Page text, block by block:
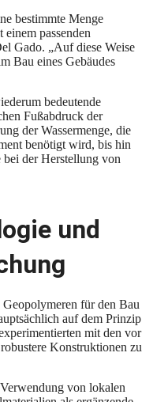
bestimmte Menge
passenden
Gado. „Auf diese Weise
Bau eines Gebäudes
bedeutende
Fußabdruck der
der Wassermenge, die
benötigt wird, bis hin
der Herstellung von
und
für den Bau
auf dem Prinzip
mit den vor
Konstruktionen zu
von lokalen